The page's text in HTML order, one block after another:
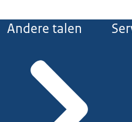
Andere talen